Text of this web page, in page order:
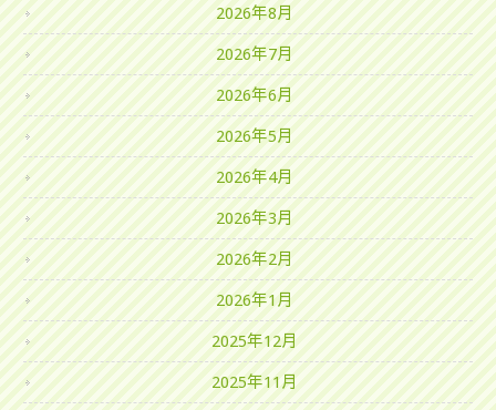
2026年8月
2026年7月
2026年6月
2026年5月
2026年4月
2026年3月
2026年2月
2026年1月
2025年12月
2025年11月